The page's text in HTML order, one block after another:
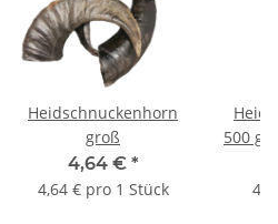
Heidschnuckenhorn
groß
4,64 € *
4,64 € pro 1 Stück
500 g